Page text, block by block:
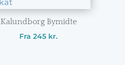
Kalundborg Bymidte
Fra245 kr.